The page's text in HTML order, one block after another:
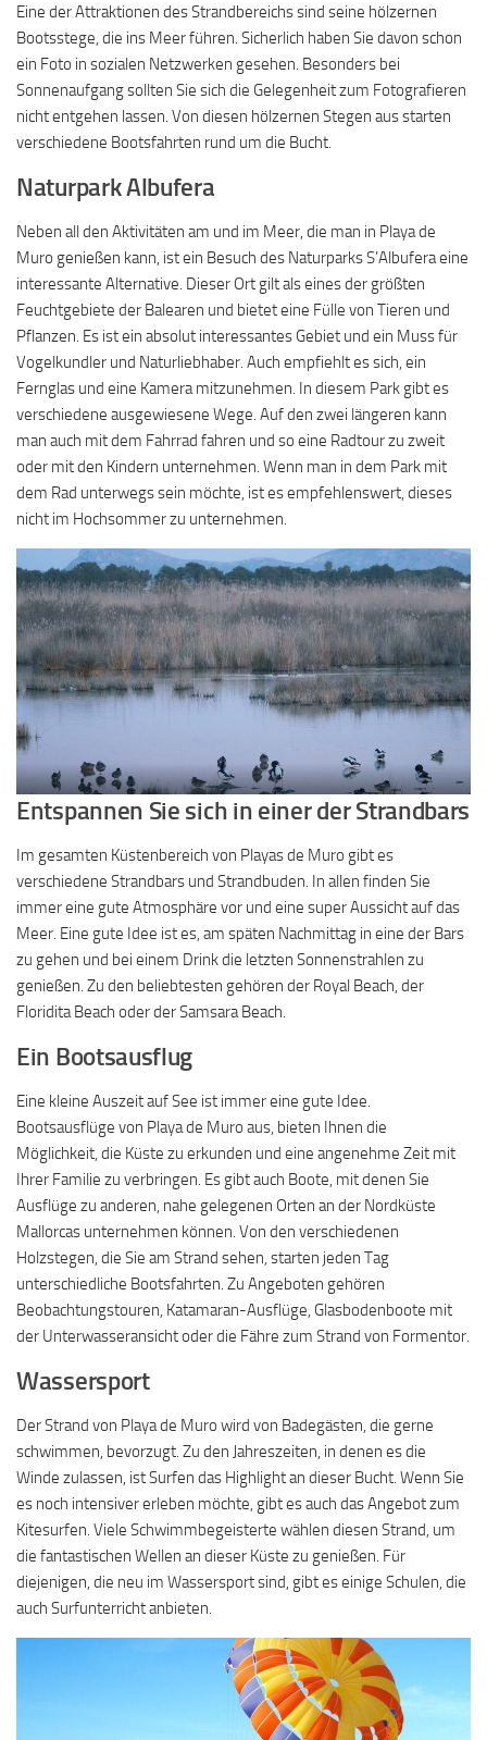
Eine der Attraktionen des Strandbereichs sind seine hölzernen
Bootsstege, die ins Meer führen. Sicherlich haben Sie davon schon
ein Foto in sozialen Netzwerken gesehen. Besonders bei
Sonnenaufgang sollten Sie sich die Gelegenheit zum Fotografieren
nicht entgehen lassen. Von diesen hölzernen Stegen aus starten
verschiedene Bootsfahrten rund um die Bucht.
Naturpark Albufera
Neben all den Aktivitäten am und im Meer, die man in Playa de
Muro genießen kann, ist ein Besuch des Naturparks S’Albufera eine
interessante Alternative. Dieser Ort gilt als eines der größten
Feuchtgebiete der Balearen und bietet eine Fülle von Tieren und
Pflanzen. Es ist ein absolut interessantes Gebiet und ein Muss für
Vogelkundler und Naturliebhaber. Auch empfiehlt es sich, ein
Fernglas und eine Kamera mitzunehmen. In diesem Park gibt es
verschiedene ausgewiesene Wege. Auf den zwei längeren kann
man auch mit dem Fahrrad fahren und so eine Radtour zu zweit
oder mit den Kindern unternehmen. Wenn man in dem Park mit
dem Rad unterwegs sein möchte, ist es empfehlenswert, dieses
nicht im Hochsommer zu unternehmen.
Entspannen Sie sich in einer der Strandbars
Im gesamten Küstenbereich von Playas de Muro gibt es
verschiedene Strandbars und Strandbuden. In allen finden Sie
immer eine gute Atmosphäre vor und eine super Aussicht auf das
Meer. Eine gute Idee ist es, am späten Nachmittag in eine der Bars
zu gehen und bei einem Drink die letzten Sonnenstrahlen zu
genießen. Zu den beliebtesten gehören der Royal Beach, der
Floridita Beach oder der Samsara Beach.
Ein Bootsausflug
Eine kleine Auszeit auf See ist immer eine gute Idee.
Bootsausflüge von Playa de Muro aus, bieten Ihnen die
Möglichkeit, die Küste zu erkunden und eine angenehme Zeit mit
Ihrer Familie zu verbringen. Es gibt auch Boote, mit denen Sie
Ausflüge zu anderen, nahe gelegenen Orten an der Nordküste
Mallorcas unternehmen können. Von den verschiedenen
Holzstegen, die Sie am Strand sehen, starten jeden Tag
unterschiedliche Bootsfahrten. Zu Angeboten gehören
Beobachtungstouren, Katamaran-Ausflüge, Glasbodenboote mit
der Unterwasseransicht oder die Fähre zum Strand von Formentor.
Wassersport
Der Strand von Playa de Muro wird von Badegästen, die gerne
schwimmen, bevorzugt. Zu den Jahreszeiten, in denen es die
Winde zulassen, ist Surfen das Highlight an dieser Bucht. Wenn Sie
es noch intensiver erleben möchte, gibt es auch das Angebot zum
Kitesurfen. Viele Schwimmbegeisterte wählen diesen Strand, um
die fantastischen Wellen an dieser Küste zu genießen. Für
diejenigen, die neu im Wassersport sind, gibt es einige Schulen, die
auch Surfunterricht anbieten.